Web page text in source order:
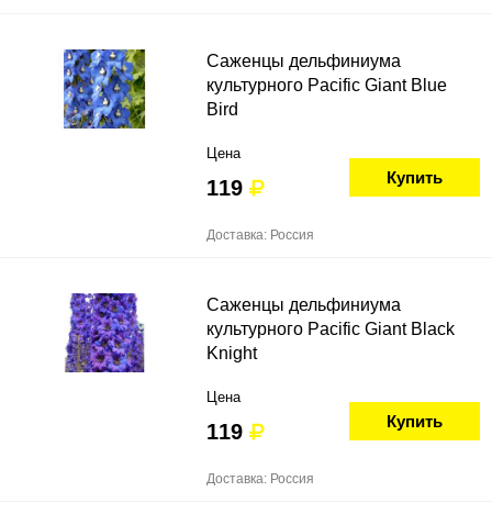
Саженцы дельфиниума
культурного Pacific Giant Blue
Bird
Цена
119 Купить
Доставка: Россия
Саженцы дельфиниума
культурного Pacific Giant Black
Knight
Цена
119 Купить
Доставка: Россия